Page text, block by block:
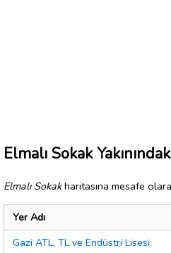
Elmalı Sokak
Elmalı Sokakharitasına mesafe
Yer Adı
Gazi ATL, TL ve Endüstri Lisesi